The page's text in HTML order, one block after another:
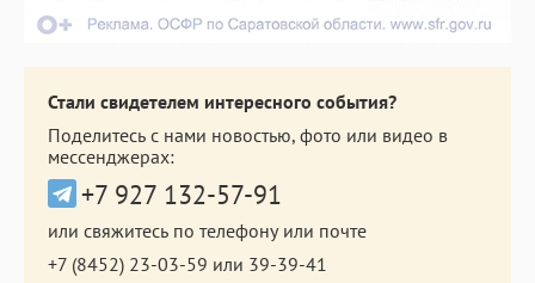
Стали свидетелем интересного события?
Поделитесь с нами новостью, фото или видео в
мессенджерах:
+7 927 132-57-91
или свяжитесь по телефону или почте
+7 (8452) 23-03-59 или 39-39-41